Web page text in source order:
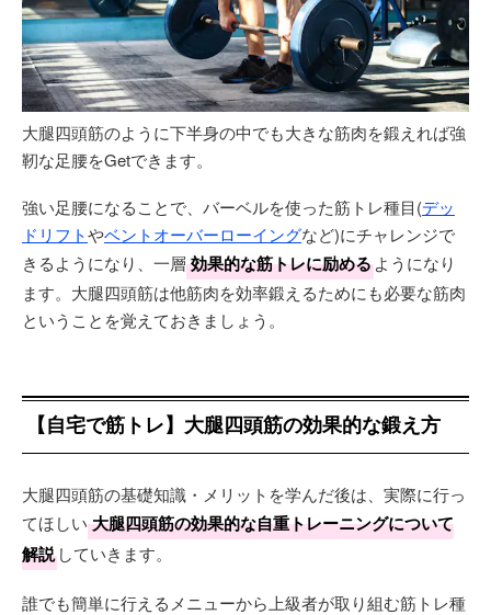
大腿四頭筋のように下半身の中でも大きな筋肉を鍛えれば強
靭な足腰をGetできます。
強い足腰になることで、バーベルを使った筋トレ種目(デッ
ドリフトやベントオーバーローイングなど)にチャレンジで
きるようになり、一層 効果的な筋トレに励めるようになり
ます。大腿四頭筋は他筋肉を効率鍛えるためにも必要な筋肉
ということを覚えておきましょう。
【自宅で筋トレ】大腿四頭筋の効果的な鍛え方
大腿四頭筋の基礎知識・メリットを学んだ後は、実際に行っ
てほしい 大腿四頭筋の効果的な自重トレーニングについて
解説 していきます。
誰でも簡単に行えるメニューから上級者が取り組む筋トレ種